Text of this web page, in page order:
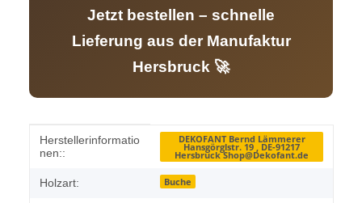
Jetzt bestellen – schnelle
Lieferung aus der Manufaktur
Hersbruck 🚀
Produkteigenschaft
Wert
Herstellerinformatio
nen::
DEKOFANT Bernd Lämmerer
Hansgörglstr. 19 , DE-91217
Hersbruck Shop@Dekofant.de
Holzart: Buche